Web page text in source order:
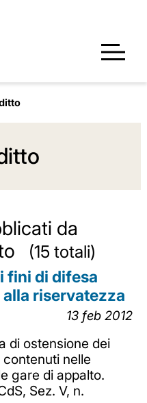
da
(15 totali)
fini di difesa
riservatezza
13 feb 2012
di ostensione dei
nelle
gare di appalto.
Sez. V, n.